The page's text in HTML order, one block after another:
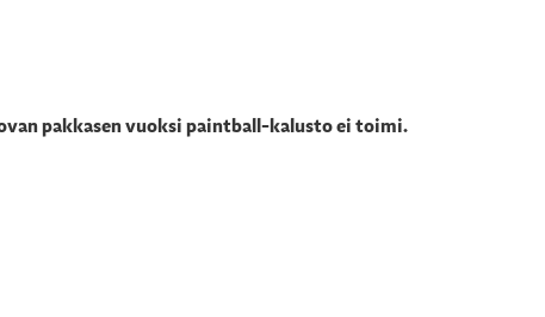
pakkasen vuoksi paintball-kalusto ei toimi.